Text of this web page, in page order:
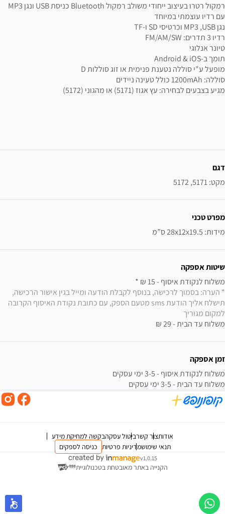
רמקול רטרו בעיצוב ייחודי משולב רמקול Bluetooth כניסת USB ונגן MP3
עם רדיו עוצמתי במיוחד
נגן MP3 ,USB וכרטיסי SD ו-TF
רדיו 3 תדרים: FM/AM/SW
טיונר אנלוגי
תומך ב-Android & iOS
מופעל ע"י סוללה נטענת פנימית או זוג סוללות D
סוללה: 1200mAh כולל טעינה ניידים
מגיע בצבעים לבחירה: עץ אגוז (5171) או מהגוני (5172)
דגם
מקט: 5171, 5172
מפרט טכני
מידות: 28x12x19.5 ס”מ
שיטות אספקה
משלוח לנקודת איסוף - 15 ₪ *
למקום מגוריך
משלוח עד הבית - 29 ₪
זמן אספקה
משלוח עד הבית - 3-5 ימי עסקים
אודותצור קשרביטול עסקהבקשה למחיקת מידע
תנאי שימושמדיניות פרטיות כניסה לספקים
v1.0.15
הקנייה באתר מאובטחת בטכנולוגיית